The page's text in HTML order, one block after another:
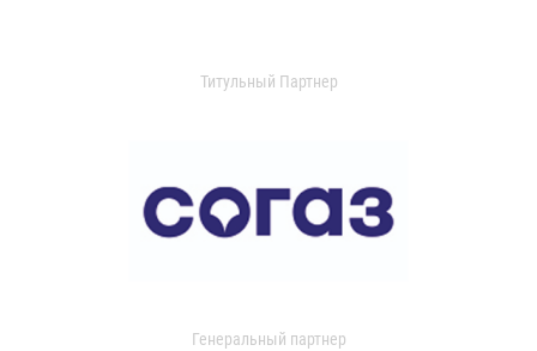
Титульный Партнер
Генеральный партнер